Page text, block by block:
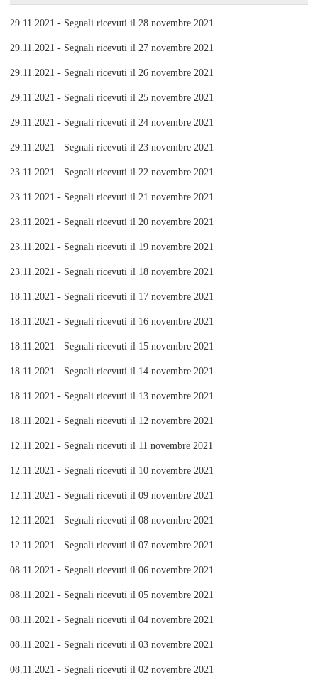
29.11.2021 - Segnali ricevuti il 28 novembre 2021
29.11.2021 - Segnali ricevuti il 27 novembre 2021
29.11.2021 - Segnali ricevuti il 26 novembre 2021
29.11.2021 - Segnali ricevuti il 25 novembre 2021
29.11.2021 - Segnali ricevuti il 24 novembre 2021
29.11.2021 - Segnali ricevuti il 23 novembre 2021
23.11.2021 - Segnali ricevuti il 22 novembre 2021
23.11.2021 - Segnali ricevuti il 21 novembre 2021
23.11.2021 - Segnali ricevuti il 20 novembre 2021
23.11.2021 - Segnali ricevuti il 19 novembre 2021
23.11.2021 - Segnali ricevuti il 18 novembre 2021
18.11.2021 - Segnali ricevuti il 17 novembre 2021
18.11.2021 - Segnali ricevuti il 16 novembre 2021
18.11.2021 - Segnali ricevuti il 15 novembre 2021
18.11.2021 - Segnali ricevuti il 14 novembre 2021
18.11.2021 - Segnali ricevuti il 13 novembre 2021
18.11.2021 - Segnali ricevuti il 12 novembre 2021
12.11.2021 - Segnali ricevuti il 11 novembre 2021
12.11.2021 - Segnali ricevuti il 10 novembre 2021
12.11.2021 - Segnali ricevuti il 09 novembre 2021
12.11.2021 - Segnali ricevuti il 08 novembre 2021
12.11.2021 - Segnali ricevuti il 07 novembre 2021
08.11.2021 - Segnali ricevuti il 06 novembre 2021
08.11.2021 - Segnali ricevuti il 05 novembre 2021
08.11.2021 - Segnali ricevuti il 04 novembre 2021
08.11.2021 - Segnali ricevuti il 03 novembre 2021
08.11.2021 - Segnali ricevuti il 02 novembre 2021